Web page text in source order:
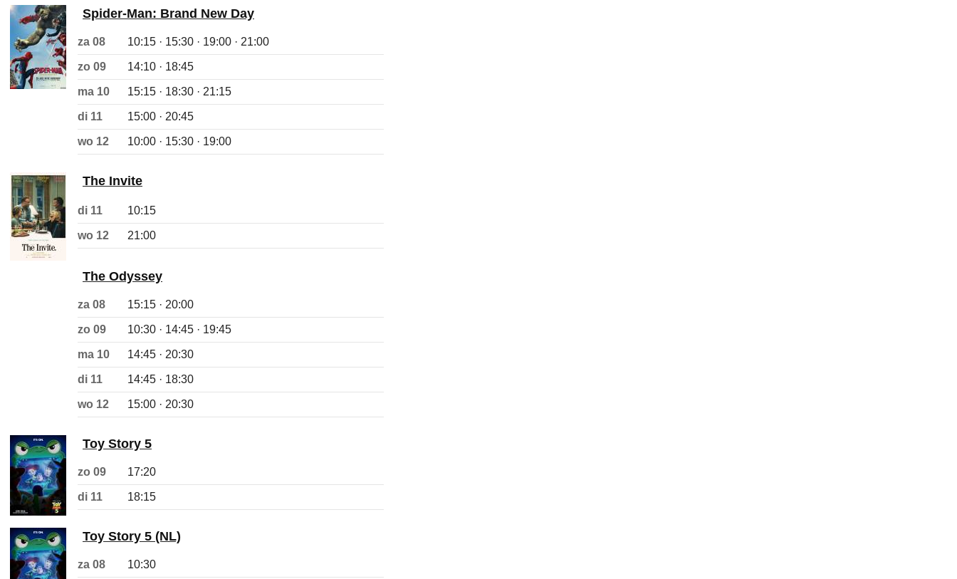
Spider-Man: Brand New Day
za 08 10:15 · 15:30 · 19:00 · 21:00
zo 09 14:10 · 18:45
ma 10 15:15 · 18:30 · 21:15
di 11 15:00 · 20:45
wo 12 10:00 · 15:30 · 19:00
The Invite
di 11 10:15
wo 12 21:00
The Odyssey
za 08 15:15 · 20:00
zo 09 10:30 · 14:45 · 19:45
ma 10 14:45 · 20:30
di 11 14:45 · 18:30
wo 12 15:00 · 20:30
Toy Story 5
zo 09 17:20
di 11 18:15
Toy Story 5 (NL)
za 08 10:30